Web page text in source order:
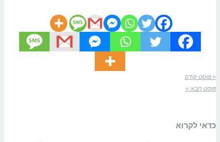
« פוסט קודם
פוסט הבא »
כדאי לקרוא